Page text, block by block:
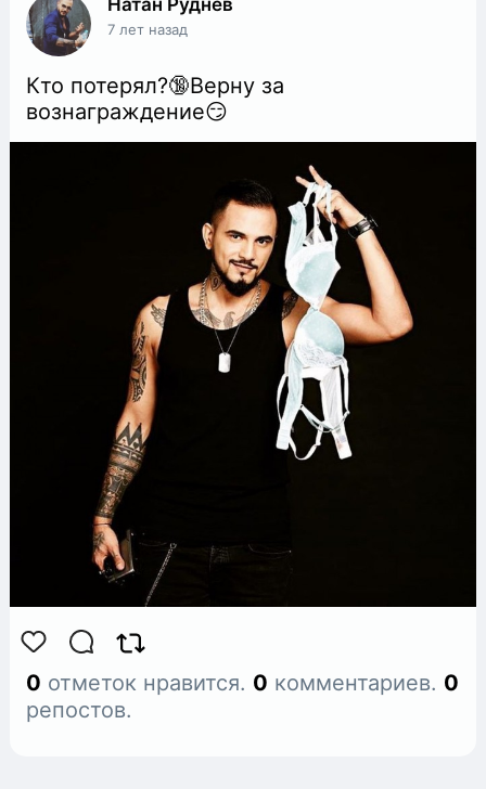
7 лет назад
Кто потерял?🔞Верну за
вознаграждение😏
0 отметок нравится. 0 комментариев. 0
репостов.